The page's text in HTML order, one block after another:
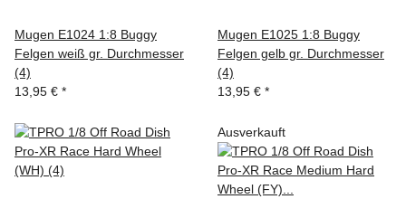
Mugen E1024 1:8 Buggy
Felgen weiß gr. Durchmesser
(4)
13,95 € *
Mugen E1025 1:8 Buggy
Felgen gelb gr. Durchmesser
(4)
13,95 € *
Ausverkauft